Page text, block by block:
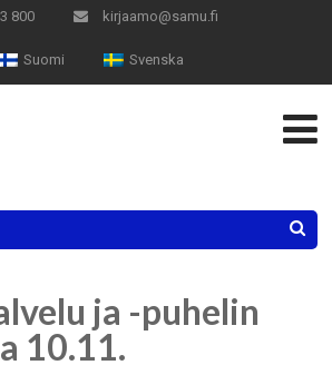
800 kirjaamo@samu.fi
Suomi Svenska
ja -puhelin
10.11.